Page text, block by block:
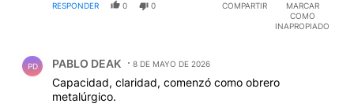
RESPONDER 0 0 COMPARTIR
MARCAR
COMO
INAPROPIADO
PD PABLO DEAK 8 DE MAYO DE 2026
Capacidad, claridad, comenzó como obrero
metalúrgico.